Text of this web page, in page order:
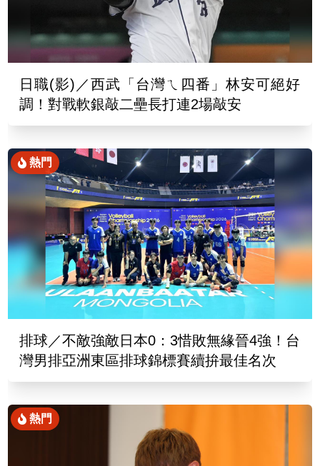
日職(影)／西武「台灣ㄟ四番」林安可絕好
調！對戰軟銀敲二壘長打連2場敲安
熱門
排球／不敵強敵日本0：3惜敗無緣晉4強！台
灣男排亞洲東區排球錦標賽續拚最佳名次
熱門